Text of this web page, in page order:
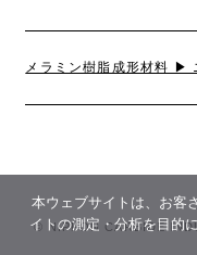
メラミン樹脂成形材料 ▶︎
© NIPPON CARBIDE
本ウェブサイトは、お客
イトの測定・分析を目的